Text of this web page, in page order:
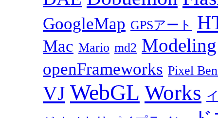
GoogleMap GPSアート
Mac Mario md2 Modeling
openFrameworks Pixel
VJ WebGL Works